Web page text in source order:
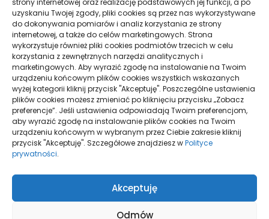
strony internetowej oraz realizację podstawowych jej funkcji, a po
uzyskaniu Twojej zgody, pliki cookies są przez nas wykorzystywane
do dokonywania pomiarów i analiz korzystania ze strony
internetowej, a także do celów marketingowych. Strona
wykorzystuje również pliki cookies podmiotów trzecich w celu
korzystania z zewnętrznych narzędzi analitycznych i
marketingowych. Aby wyrazić zgodę na instalowanie na Twoim
urządzeniu końcowym plików cookies wszystkich wskazanych
wyżej kategorii kliknij przycisk "Akceptuję". Poszczególne ustawienia
plików cookies możesz zmieniać po kliknięciu przycisku „Zobacz
preferencje”. Jeśli ustawienia odpowiadają Twoim preferencjom,
aby wyrazić zgodę na instalowanie plików cookies na Twoim
urządzeniu końcowym w wybranym przez Ciebie zakresie kliknij
przycisk "Akceptuję". Szczegółowe znajdziesz wPolityce
prywatności.
Akceptuję
Odmów
NA JAKIE RZECZY NALEŻY ZWRÓCIĆ UWAGĘ PRZY
WYBORZE BIURA TŁUMACZEŃ
CZEMU WARTO KUPIĆ ŻYWĄ CHOINKĘ NA ŚWIĘTA
Polityka plików
Polityka